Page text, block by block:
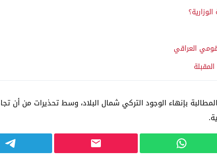
العراقي
بإنهاء الوجود التركي شمال البلاد، وسط تحذيرات من أن